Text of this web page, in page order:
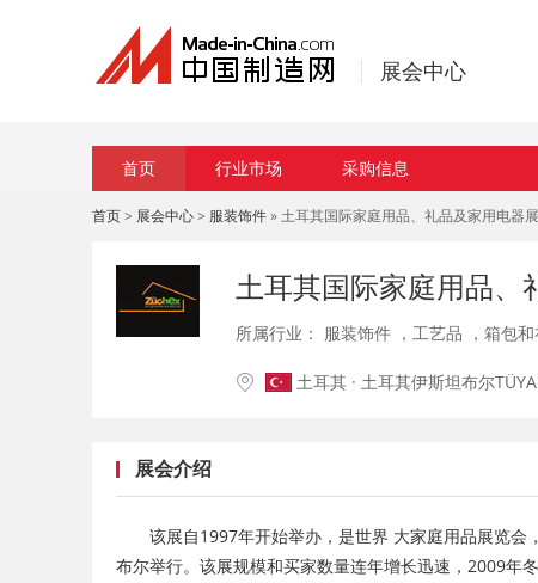
展会中心
首页 行业市场 采购信息
首页> 展会中心> 服装饰件» 土耳其国际家庭用品、礼品及家用电器
土耳其国际家庭用品、
所属行业： 服装饰件 ， 工艺品 ， 箱包和
土耳其 · 土耳其伊斯坦布尔
展会介绍
该展自1997年开始举办，是世界 大家庭用品展览会，
布尔举行。该展规模和买家数量连年增长迅速，2009年